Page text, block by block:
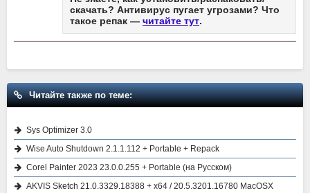
скачать? Антивирус пугает угрозами? Что
такое репак — читайте тут.
Читайте также по теме:
Sys Optimizer 3.0
Wise Auto Shutdown 2.1.1.112 + Portable + Repack
Corel Painter 2023 23.0.0.255 + Portable (на Русском)
AKVIS Sketch 21.0.3329.18388 + x64 / 20.5.3201.16780 MacOSX